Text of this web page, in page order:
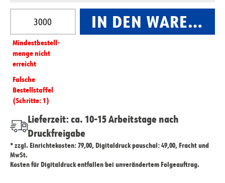
Produkt Anzahl: Gib den gewünschten Wert ein
Mindest­­bestell­­
menge nicht
erreicht
Falsche
Bestellstaffel
(Schritte: 1)
IN DEN
Lieferzeit: ca. 10-15 Arbeitstage nach
Druckfreigabe
* zzgl. Einrichtekosten: 79,00, Digitaldruck pauschal: 49,00, Fracht und
MwSt.
Kosten für Digitaldruck entfallen bei unverändertem Folgeauftrag.